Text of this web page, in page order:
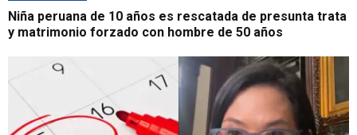
Niña peruana de 10 años es rescatada de presunta trata
y matrimonio forzado con hombre de 50 años